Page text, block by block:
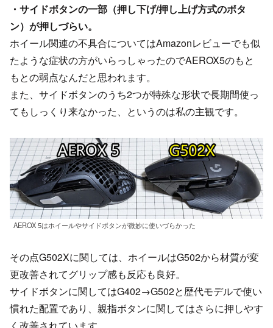
・サイドボタンの一部（押し下げ/押し上げ方式のボタ
ン）が押しづらい。
ホイール関連の不具合についてはAmazonレビューでも似
たような症状の方がいらっしゃったのでAEROX5のもと
もとの弱点なんだと思われます。
また、サイドボタンのうち2つが特殊な形状で長期間使っ
てもしっくり来なかった、というのは私の主観です。
AEROX 5はホイールやサイドボタンが微妙に使いづらかった
その点G502Xに関しては、ホイールはG502から材質が変
更改善されてグリップ感も反応も良好。
サイドボタンに関してはG402→G502と歴代モデルで使い
慣れた配置であり、親指ボタンに関してはさらに押しやす